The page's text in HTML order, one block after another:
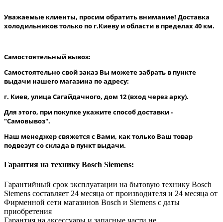
Уважаемые клиенты, просим обратить внимание! Доставка
холодильников только по г.Киеву и области в пределах 40 км.
Самостоятельный вывоз:
Самостоятельно свой заказ Вы можете забрать в пункте
выдачи нашего магазина по адресу:
г. Киев, улица Сагайдачного, дом 12 (вход через арку).
Для этого, при покупке укажите способ доставки -
"Самовывоз".
Наш менеджер свяжется с Вами, как только Ваш товар
подвезут со склада в пункт выдачи.
Гарантия на технику Bosch Siemens:
Гарантийный срок эксплуатации на бытовую технику Bosch
Siemens составляет 24 месяца от производителя и 24 месяца от
Фирменной сети магазинов Bosch и Siemens с даты
приобретения
Гарантия на аксессуары и запасные части не